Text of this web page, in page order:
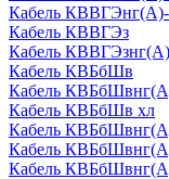
Кабель
Кабель КВВГЭз
Кабель КВВГЭзнг(А)
Кабель КВБбШв
Кабель
Кабель КВБбШв хл
Кабель
Кабель
Кабель